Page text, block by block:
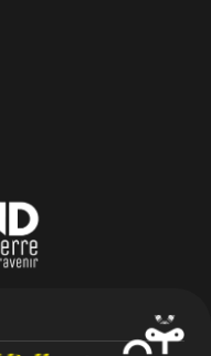
Grand
l'Astrolabe Grand